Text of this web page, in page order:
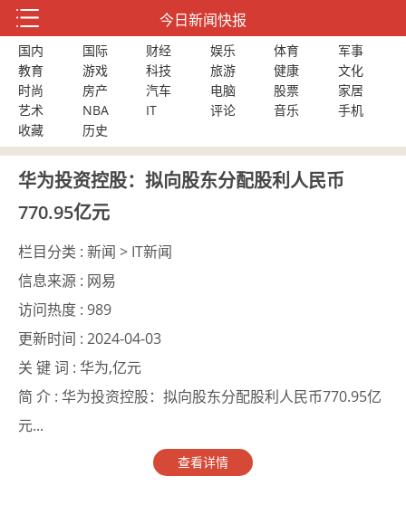
今日新闻快报
国内 国际 财经 娱乐 体育
军事
教育
游戏 科技 旅游 健康
文化
时尚
房产 汽车 电脑 股票
家居
艺术
NBA IT 评论 音乐
手机
收藏
历史
华为投资控股：拟向股东分配股利人民币
770.95亿元
栏目分类 : 新闻 > IT新闻
信息来源 : 网易
访问热度 : 989
更新时间 : 2024-04-03
关 键 词 : 华为,亿元
简 介 : 华为投资控股：拟向股东分配股利人民币770.95亿
元...
查看详情